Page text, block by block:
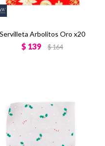
Servilleta Arbolitos Oro x20
$ 139 $164